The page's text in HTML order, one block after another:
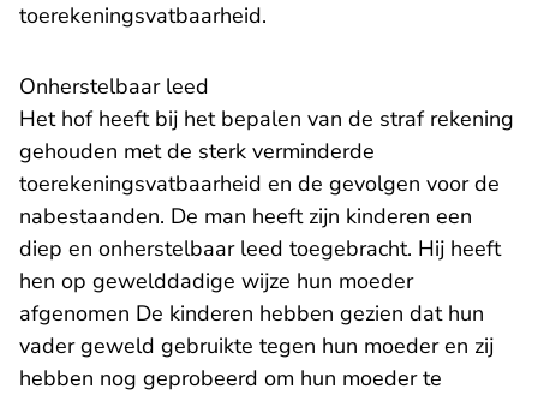
toerekeningsvatbaarheid.
Onherstelbaar leed
Het hof heeft bij het bepalen van de straf rekening
gehouden met de sterk verminderde
toerekeningsvatbaarheid en de gevolgen voor de
nabestaanden. De man heeft zijn kinderen een
diep en onherstelbaar leed toegebracht. Hij heeft
hen op gewelddadige wijze hun moeder
afgenomen De kinderen hebben gezien dat hun
vader geweld gebruikte tegen hun moeder en zij
hebben nog geprobeerd om hun moeder te